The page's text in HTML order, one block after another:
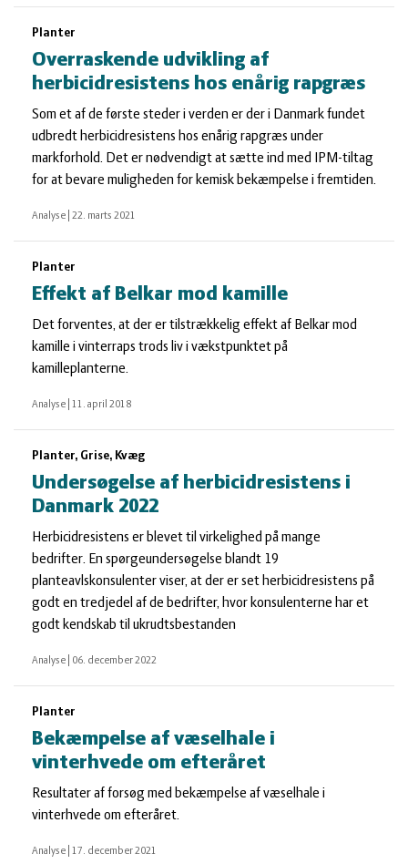
Planter
Overraskende udvikling af
herbicidresistens hos enårig rapgræs
Som et af de første steder i verden er der i Danmark fundet
udbredt herbicidresistens hos enårig rapgræs under
markforhold. Det er nødvendigt at sætte ind med IPM-tiltag
for at bevare muligheden for kemisk bekæmpelse i fremtiden.
Analyse 22. marts 2021
Planter
Effekt af Belkar mod kamille
Det forventes, at der er tilstrækkelig effekt af Belkar mod
kamille i vinterraps trods liv i vækstpunktet på
kamilleplanterne.
Analyse 11. april 2018
Planter, Grise, Kvæg
Undersøgelse af herbicidresistens i
Danmark 2022
Herbicidresistens er blevet til virkelighed på mange
bedrifter. En spørgeundersøgelse blandt 19
planteavlskonsulenter viser, at der er set herbicidresistens på
godt en tredjedel af de bedrifter, hvor konsulenterne har et
godt kendskab til ukrudtsbestanden
Analyse 06. december 2022
Planter
Bekæmpelse af væselhale i
vinterhvede om efteråret
Resultater af forsøg med bekæmpelse af væselhale i
vinterhvede om efteråret.
Analyse 17. december 2021